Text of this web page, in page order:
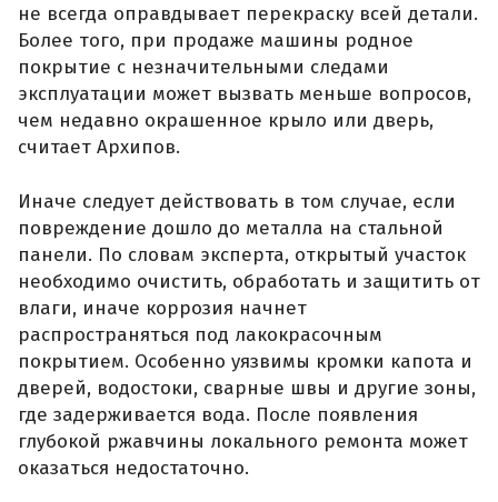
не всегда оправдывает перекраску всей детали.
Более того, при продаже машины родное
покрытие с незначительными следами
эксплуатации может вызвать меньше вопросов,
чем недавно окрашенное крыло или дверь,
считает Архипов.
Иначе следует действовать в том случае, если
повреждение дошло до металла на стальной
панели. По словам эксперта, открытый участок
необходимо очистить, обработать и защитить от
влаги, иначе коррозия начнет
распространяться под лакокрасочным
покрытием. Особенно уязвимы кромки капота и
дверей, водостоки, сварные швы и другие зоны,
где задерживается вода. После появления
глубокой ржавчины локального ремонта может
оказаться недостаточно.